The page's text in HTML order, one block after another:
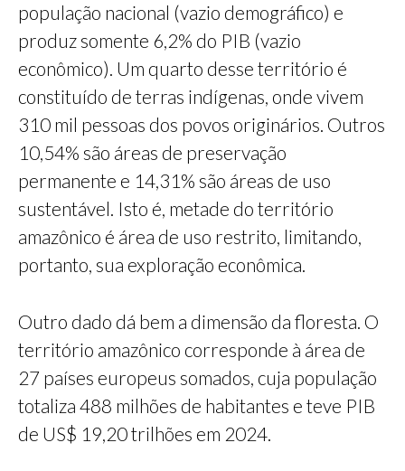
população nacional (vazio demográfico) e
produz somente 6,2% do PIB (vazio
econômico). Um quarto desse território é
constituído de terras indígenas, onde vivem
310 mil pessoas dos povos originários. Outros
10,54% são áreas de preservação
permanente e 14,31% são áreas de uso
sustentável. Isto é, metade do território
amazônico é área de uso restrito, limitando,
portanto, sua exploração econômica.
Outro dado dá bem a dimensão da floresta. O
território amazônico corresponde à área de
27 países europeus somados, cuja população
totaliza 488 milhões de habitantes e teve PIB
de US$ 19,20 trilhões em 2024.